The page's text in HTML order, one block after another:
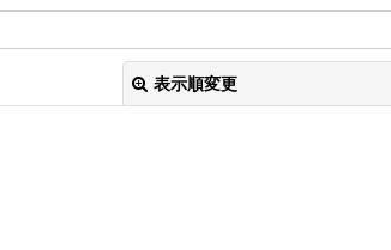
表示順変更